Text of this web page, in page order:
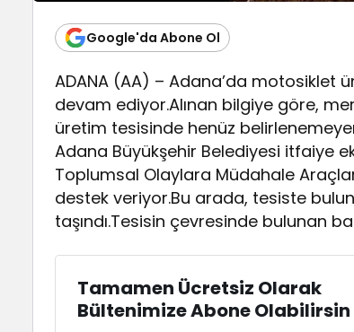
Google'da Abone Ol
ADANA (AA) – Adana’da motosiklet
devam ediyor.Alınan bilgiye göre,
üretim tesisinde henüz
Adana Büyükşehir Belediyesi itfaiye
Toplumsal Olaylara Müdahale
destek veriyor.Bu arada, tesiste
taşındı.Tesisin çevresinde bulunan
Tamamen Ücretsiz Olarak
Bültenimize Abone Olabilirsin